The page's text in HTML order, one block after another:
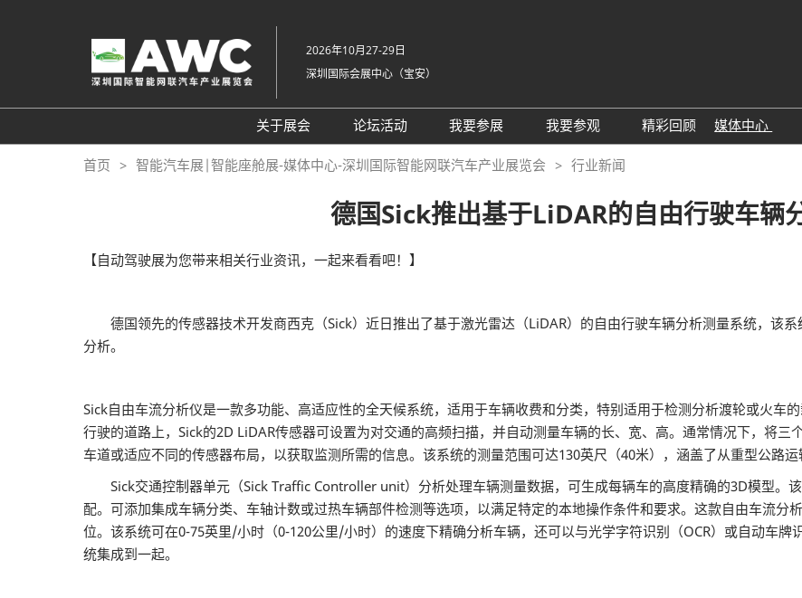
跳
转
容
2026年10月27-29日
深圳国际会展中心（宝安）
关于展会
组织架构
展品范围
展馆平面图
常见问题解答（Q & A）
论坛活动
2025同期会议活动
往届回顾
我要参展
AWC参展申请
2025亮点展区
走进主机厂
我要参观
参观预登记
组团参观
观众增值服务
精彩回顾
媒体中心
行业新闻
首页 智能汽车展|智能座舱展-媒体中心-深圳国际智能网联汽车产业展览会 行业新闻
德国Sick推出基于LiDAR的自由行驶车辆
【自动驾驶展为您带来相关行业资讯，一起来看看吧！】
德国领先的传感器技术开发商西克（Sick）近日推出了基于激光雷达（LiDAR）的自由行驶车辆分析测量系统，该
分析。
Sick自由车流分析仪是一款多功能、高适应性的全天候系统，适用于车辆收费和分类，特别适用于检测分析渡轮或火车
行驶的道路上，Sick的2D LiDAR传感器可设置为对交通的高频扫描，并自动测量车辆的长、宽、高。通常情况下，将
车道或适应不同的传感器布局，以获取监测所需的信息。该系统的测量范围可达130英尺（40米），涵盖了从重型公路
Sick交通控制器单元（Sick Traffic Controller unit）分析处理车辆测量数据，可生成每辆车的高度精确的3D模型。
配。可添加集成车辆分类、车轴计数或过热车辆部件检测等选项，以满足特定的本地操作条件和要求。这款自由车流分
位。该系统可在0-75英里/小时（0-120公里/小时）的速度下精确分析车辆，还可以与光学字符识别（OCR）或自动车牌
统集成到一起。